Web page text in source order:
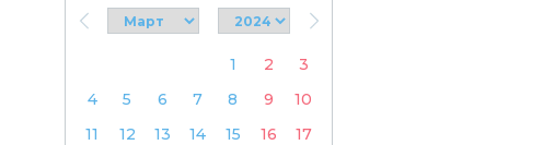
1 2
3
4
5 6 7 8 9
10
11
12 13 14 15 16
17